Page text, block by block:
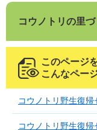
コウノトリの里
このページ
こんなペー
コウノトリ野生復
コウノトリ野生復